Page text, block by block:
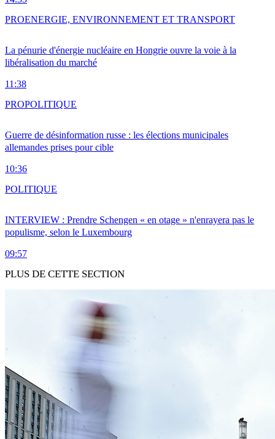
La pénurie d'énergie nucléaire en Hongrie ouvre la voie à la
libéralisation du marché
11:38
PROENERGIE, ENVIRONNEMENT ET TRANSPORT
Guerre de désinformation russe : les élections municipales
allemandes prises pour cible
10:36
PROPOLITIQUE
INTERVIEW : Prendre Schengen « en otage » n'enrayera pas le
populisme, selon le Luxembourg
09:57
POLITIQUE
PLUS DE CETTE SECTION